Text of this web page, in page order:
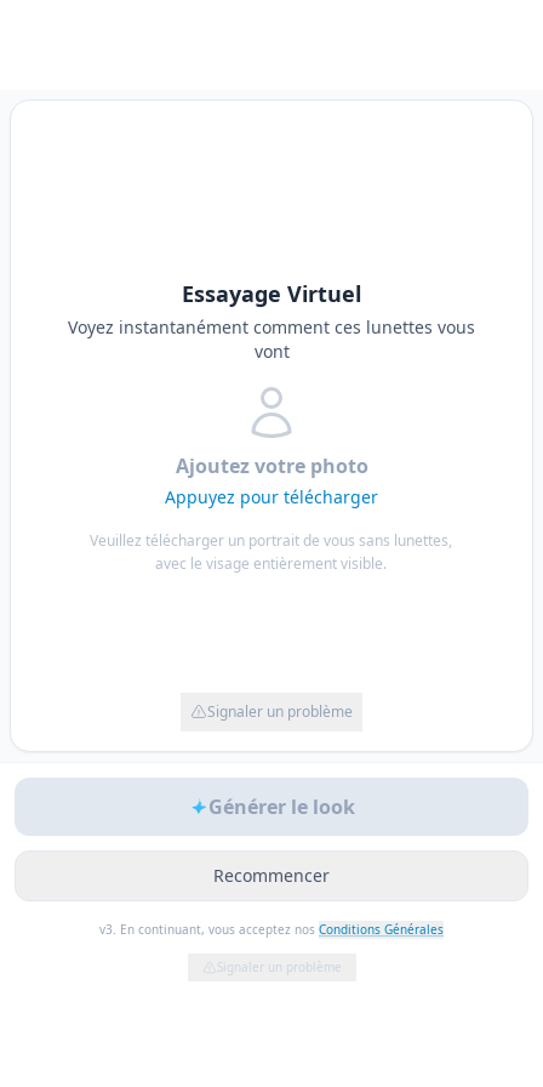
Essayage Virtuel
Voyez instantanément comment ces lunettes vous
vont
Ajoutez votre photo
Appuyez pour télécharger
Veuillez télécharger un portrait de vous sans lunettes,
avec le visage entièrement visible.
Signaler un problème
Générer le look
Recommencer
v3. En continuant, vous acceptez nos Conditions Générales
Signaler un problème